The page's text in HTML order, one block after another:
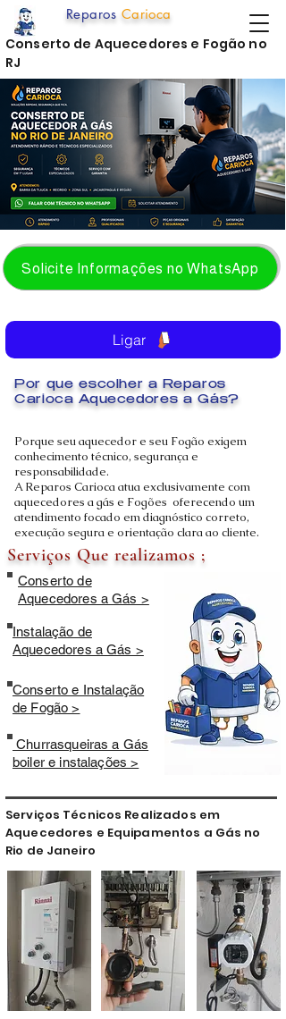
Solicite Informações no WhatsApp
Porque seu aquecedor e seu Fogão exigem
conhecimento técnico, segurança e
responsabilidade.
A Reparos Carioca atua exclusivamente com
aquecedores a gás e Fogões oferecendo um
atendimento focado em diagnóstico correto,
execução segura e orientação clara ao cliente.
Reparos Carioca
Por que escolher a Reparos
Carioca Aquecedores a Gás?
Serviços Que realizamos ;
Conserto de
Aquecedores a Gás >
Instalação de
Aquecedores a Gás >
Conserto e Instalação
de Fogão >
Churrasqueiras a Gás
boiler e instalações >
Ligar
Conserto de Aquecedores e Fogão no
RJ
Serviços Técnicos Realizados em
Aquecedores e Equipamentos a Gás no
Rio de Janeiro